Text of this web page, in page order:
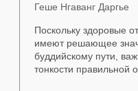
Геше Нгаванг Даргье
Поскольку здоровые
имеют решающее
буддийскому пути,
тонкости правильной